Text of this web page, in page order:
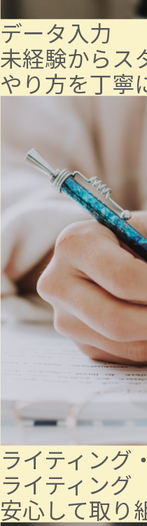
データ入力
未経験からス
やり方を丁寧
ライティング
ライティング
安心して取り